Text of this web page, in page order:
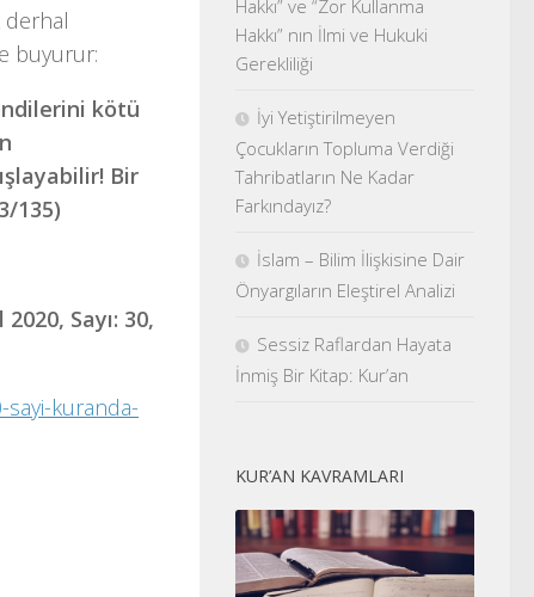
derhal
buyurur:
kötü
Bir
135)
Sayı: 30,
kuranda-
Hakkı” ve “Zor Kullanma
Hakkı” nın İlmi ve Hukuki
Gerekliliği
İyi Yetiştirilmeyen
Çocukların Topluma Verdiği
Tahribatların Ne Kadar
Farkındayız?
İslam – Bilim İlişkisine Dair
Önyargıların Eleştirel Analizi
Sessiz Raflardan Hayata
İnmiş Bir Kitap: Kur’an
KUR’AN KAVRAMLARI